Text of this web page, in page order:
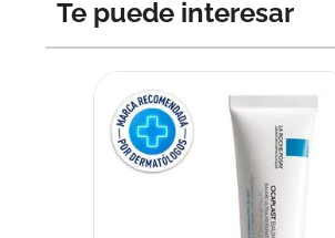
Te puede interesar